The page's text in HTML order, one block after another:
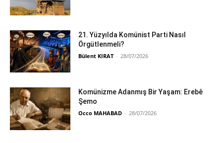
21. Yüzyılda Komünist Parti Nasıl
Örgütlenmeli?
Bülent KIRAT - 28/07/2026
Komünizme Adanmış Bir Yaşam: Erebê
Şemo
Occo MAHABAD - 28/07/2026